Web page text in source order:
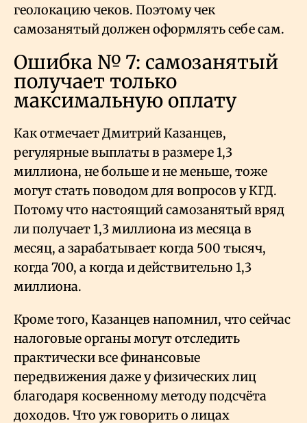
геолокацию чеков. Поэтому чек
самозанятый должен оформлять себе сам.
Ошибка № 7: самозанятый
получает только
максимальную оплату
Как отмечает Дмитрий Казанцев,
регулярные выплаты в размере 1,3
миллиона, не больше и не меньше, тоже
могут стать поводом для вопросов у КГД.
Потому что настоящий самозанятый вряд
ли получает 1,3 миллиона из месяца в
месяц, а зарабатывает когда 500 тысяч,
когда 700, а когда и действительно 1,3
миллиона.
Кроме того, Казанцев напомнил, что сейчас
налоговые органы могут отследить
практически все финансовые
передвижения даже у физических лиц
благодаря косвенному методу подсчёта
доходов. Что уж говорить о лицах